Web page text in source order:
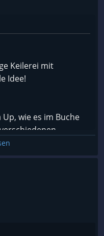
Keilerei mit
Idee!
Up, wie es im Buche
muss ich direkt
das Spielprinzip
Ähnlichem. „Zeno
werden und das
Story. Was
Man prügelt